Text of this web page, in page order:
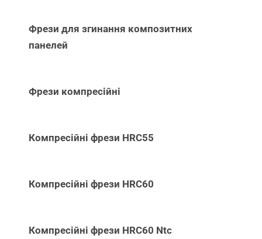
Фрези для згинання композитних
панелей
Фрези компресійні
Компресійні фрези HRC55
Компресійні фрези HRC60
Компресійні фрези HRC60 Ntc